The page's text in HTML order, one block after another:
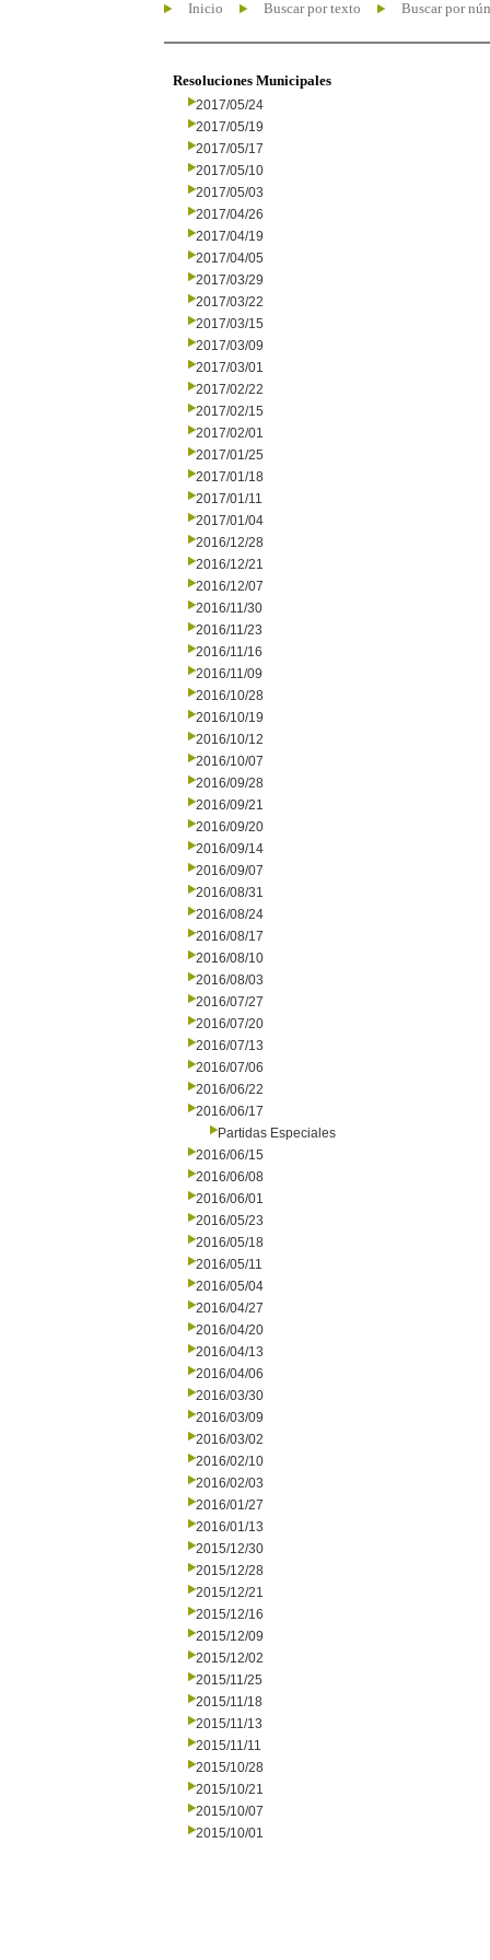
Inicio Buscar por texto Buscar por
Resoluciones Municipales
2017/05/24
2017/05/19
2017/05/17
2017/05/10
2017/05/03
2017/04/26
2017/04/19
2017/04/05
2017/03/29
2017/03/22
2017/03/15
2017/03/09
2017/03/01
2017/02/22
2017/02/15
2017/02/01
2017/01/25
2017/01/18
2017/01/11
2017/01/04
2016/12/28
2016/12/21
2016/12/07
2016/11/30
2016/11/23
2016/11/16
2016/11/09
2016/10/28
2016/10/19
2016/10/12
2016/10/07
2016/09/28
2016/09/21
2016/09/20
2016/09/14
2016/09/07
2016/08/31
2016/08/24
2016/08/17
2016/08/10
2016/08/03
2016/07/27
2016/07/20
2016/07/13
2016/07/06
2016/06/22
2016/06/17
Partidas Especiales
2016/06/15
2016/06/08
2016/06/01
2016/05/23
2016/05/18
2016/05/11
2016/05/04
2016/04/27
2016/04/20
2016/04/13
2016/04/06
2016/03/30
2016/03/09
2016/03/02
2016/02/10
2016/02/03
2016/01/27
2016/01/13
2015/12/30
2015/12/28
2015/12/21
2015/12/16
2015/12/09
2015/12/02
2015/11/25
2015/11/18
2015/11/13
2015/11/11
2015/10/28
2015/10/21
2015/10/07
2015/10/01